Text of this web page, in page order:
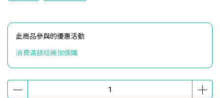
此商品參與的優惠活動
消費滿額結帳加價購